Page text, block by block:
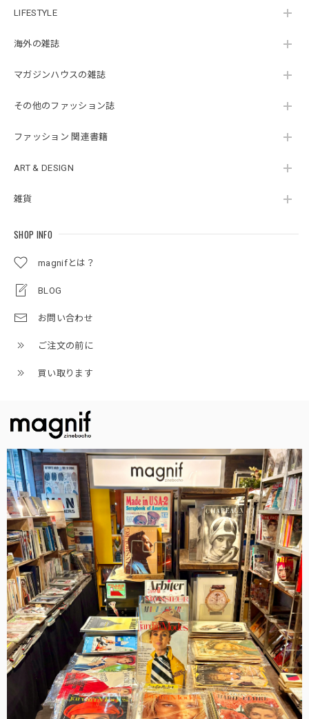
LIFESTYLE
海外の雑誌
マガジンハウスの雑誌
その他のファッション誌
ファッション 関連書籍
ART & DESIGN
雑貨
SHOP INFO
magnifとは？
BLOG
お問い合わせ
ご注文の前に
買い取ります